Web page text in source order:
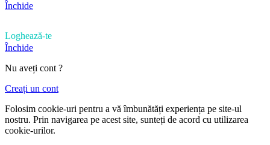
Închide
Loghează-te
Închide
Nu aveți cont ?
Creați un cont
Folosim cookie-uri pentru a vă îmbunătăți experiența pe site-ul
nostru. Prin navigarea pe acest site, sunteți de acord cu utilizarea
cookie-urilor.